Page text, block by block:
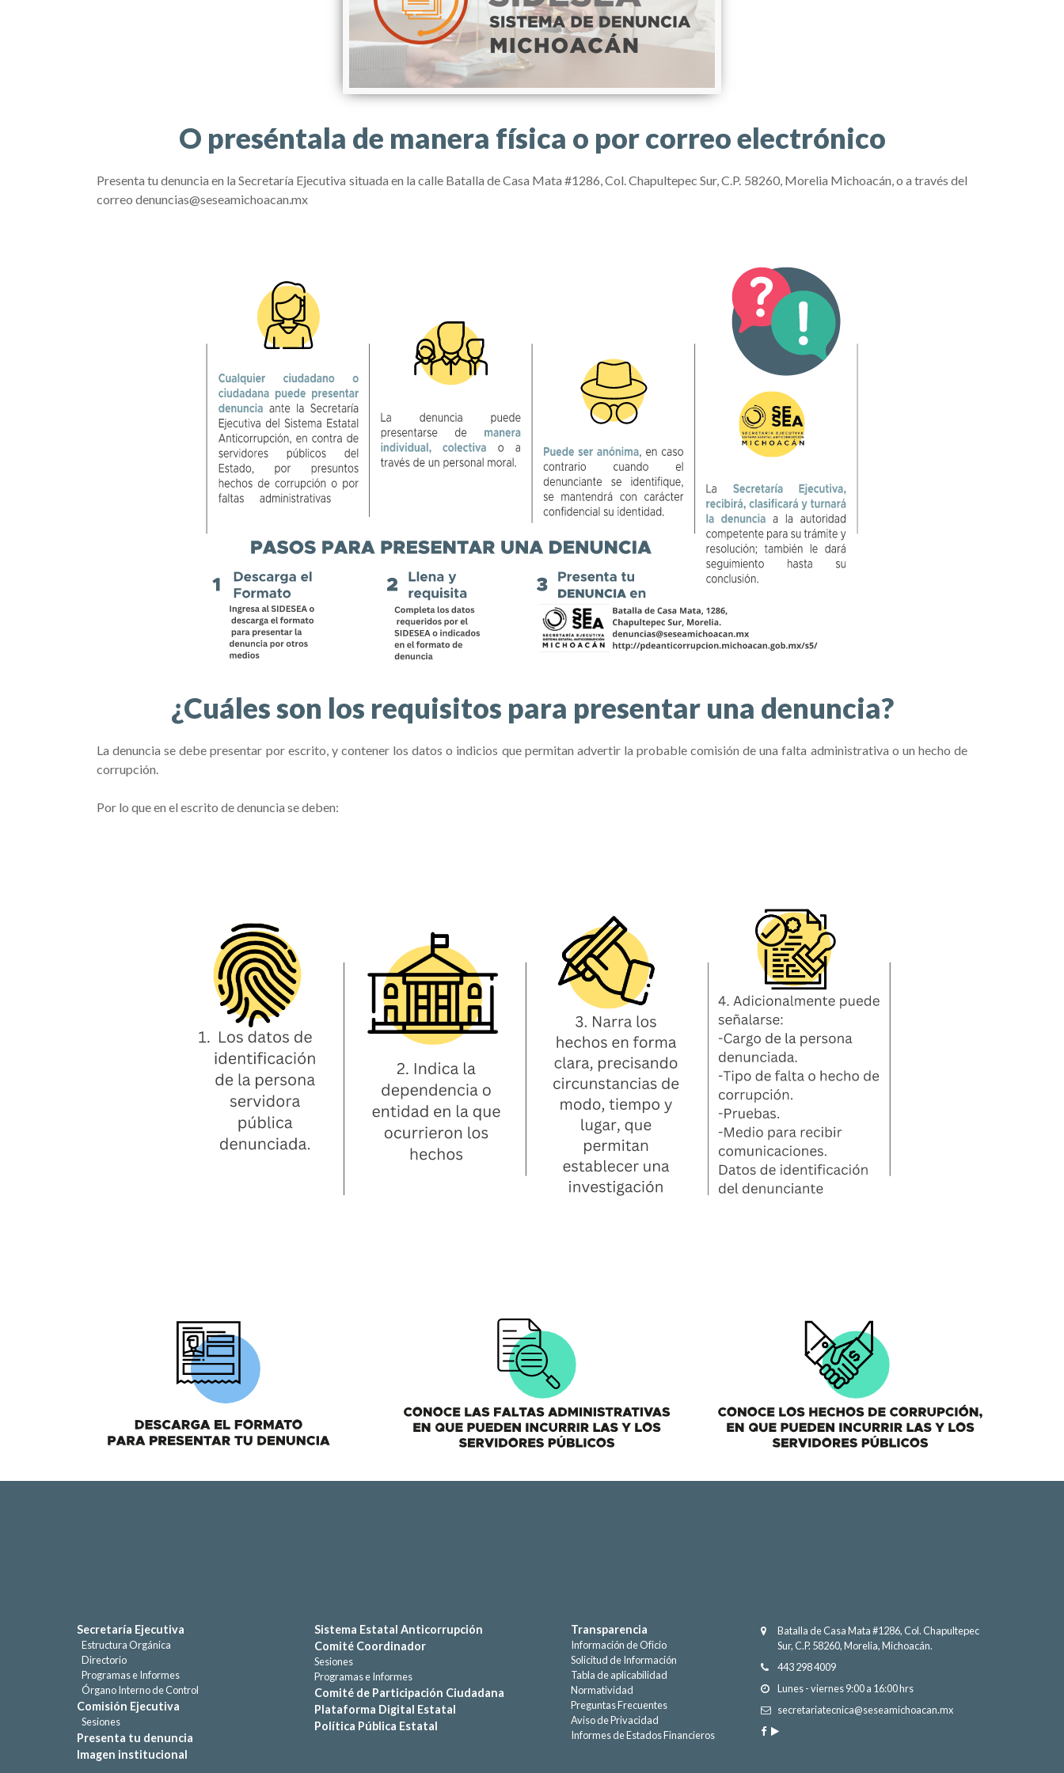
O preséntala de manera física o por correo electrónico
Presenta tu denuncia en la Secretaría Ejecutiva situada en la calle Batalla de Casa Mata #1286, Col. Chapultepec Sur, C.P. 58260, Morelia Michoacán, o a través del
correo denuncias@seseamichoacan.mx
¿Cuáles son los requisitos para presentar una denuncia?
La denuncia se debe presentar por escrito, y contener los datos o indicios que permitan advertir la probable comisión de una falta administrativa o un hecho de
corrupción.
Por lo que en el escrito de denuncia se deben:
Secretaría Ejecutiva
Estructura Orgánica
Directorio
Programas e Informes
Órgano Interno de Control
Comisión Ejecutiva
Sesiones
Presenta tu denuncia
Imagen institucional
Sistema Estatal Anticorrupción
Comité Coordinador
Sesiones
Programas e Informes
Comité de Participación Ciudadana
Plataforma Digital Estatal
Política Pública Estatal
Transparencia
Información de Oficio
Solicitud de Información
Tabla de aplicabilidad
Normatividad
Preguntas Frecuentes
Aviso de Privacidad
Informes de Estados Financieros
Batalla de Casa Mata #1286, Col. Chapultepec
Sur, C.P. 58260, Morelia, Michoacán.
443 298 4009
Lunes - viernes 9:00 a 16:00 hrs
secretariatecnica@seseamichoacan.mx